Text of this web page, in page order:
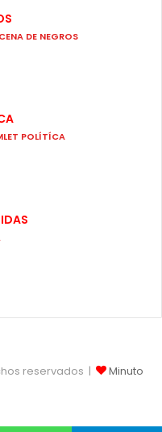
DE NEGROS
POLÍTÍCA
reservados |
Minuto